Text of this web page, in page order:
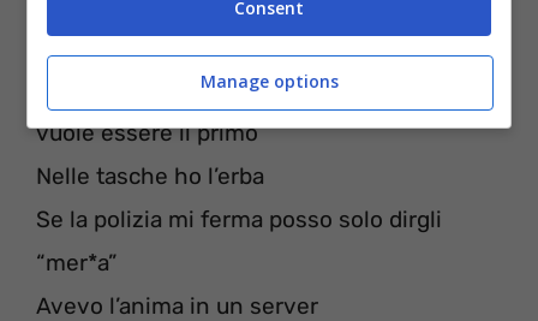
Angeli e demoni come ti regoli, chi è che
vuole essere il primo
Nelle tasche ho l’erba
Se la polizia mi ferma posso solo dirgli
“mer*a”
Avevo l’anima in un server
Consent
Manage options